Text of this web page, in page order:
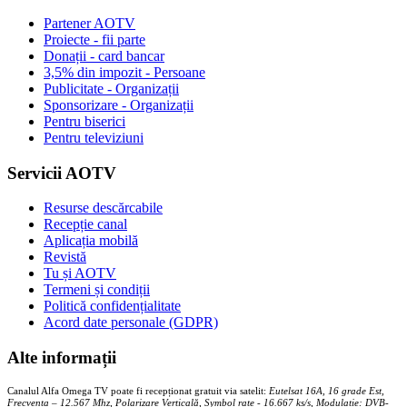
Partener AOTV
Proiecte - fii parte
Donații - card bancar
3,5% din impozit - Persoane
Publicitate - Organizații
Sponsorizare - Organizații
Pentru biserici
Pentru televiziuni
Servicii AOTV
Resurse descărcabile
Recepție canal
Aplicația mobilă
Revistă
Tu și AOTV
Termeni și condiții
Politică confidențialitate
Acord date personale (GDPR)
Alte informații
Canalul Alfa Omega TV poate fi recepționat gratuit via satelit: Eutelsat 16A, 16 grade Est,
Frecventa – 12.567 Mhz, Polarizare Verticală, Symbol rate - 16.667 ks/s, Modulație: DVB-